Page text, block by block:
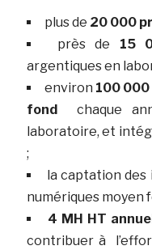
plus de 20 000
près de 15
argentiques en
environ 100 000
fond
chaque
laboratoire, et
;
la captation des
numériques moyen
4 MH HT
contribuer à